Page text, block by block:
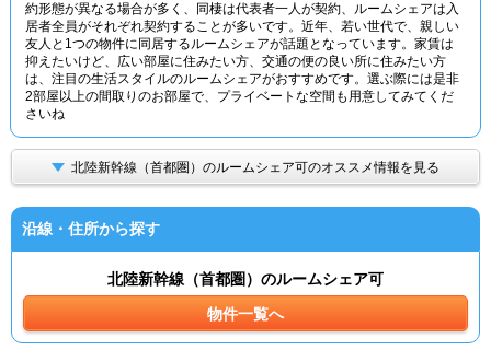
約形態が異なる場合が多く、同棲は代表者一人が契約、ルームシェアは入
居者全員がそれぞれ契約することが多いです。近年、若い世代で、親しい
友人と1つの物件に同居するルームシェアが話題となっています。家賃は
抑えたいけど、広い部屋に住みたい方、交通の便の良い所に住みたい方
は、注目の生活スタイルのルームシェアがおすすめです。選ぶ際には是非
2部屋以上の間取りのお部屋で、プライベートな空間も用意してみてくだ
さいね
北陸新幹線（首都圏）のルームシェア可のオススメ情報を見る
沿線・住所から探す
北陸新幹線（首都圏）のルームシェア可
物件一覧へ